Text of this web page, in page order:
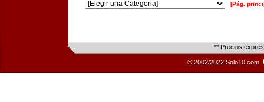
[Pág.
** Precios
© 2002/2022 Solo10.com